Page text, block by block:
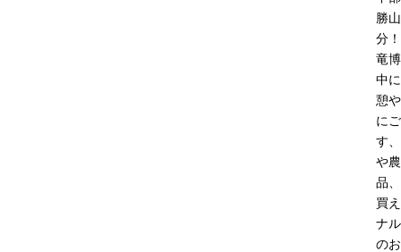
勝
分
竜
中
憩
に
す
や
品
買
ナ
の